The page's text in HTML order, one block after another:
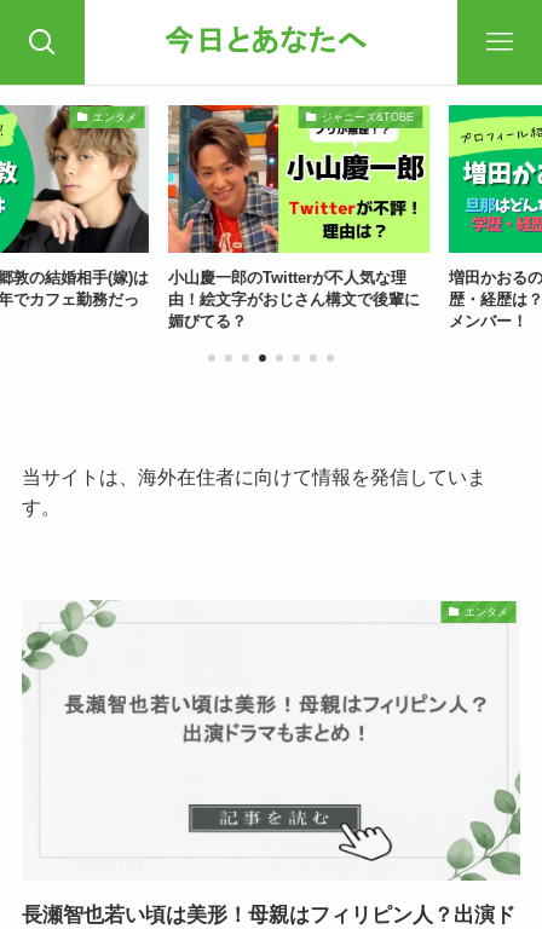
エンタメ
結婚相手(嫁)は
フェ勤務だっ
ジャニーズ&TOBE
小山慶一郎のTwitterが不人気な理
由！絵文字がおじさん構文で後輩に
媚びてる？
増田かおるの夫
歴・経歴は？フ
メンバー！
当サイトは、海外在住者に向けて情報を発信していま
す。
エンタメ
長瀬智也若い頃は美形！母親はフィリピン人？出演ド